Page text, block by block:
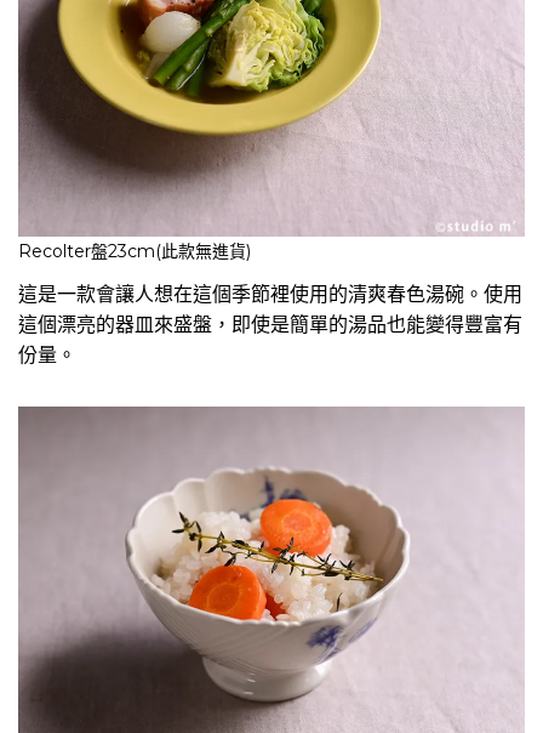
Recolter盤23cm(此款無進貨)
這是一款會讓人想在這個季節裡使用的清爽春色湯碗。使用
這個漂亮的器皿來盛盤，即使是簡單的湯品也能變得豐富有
份量。